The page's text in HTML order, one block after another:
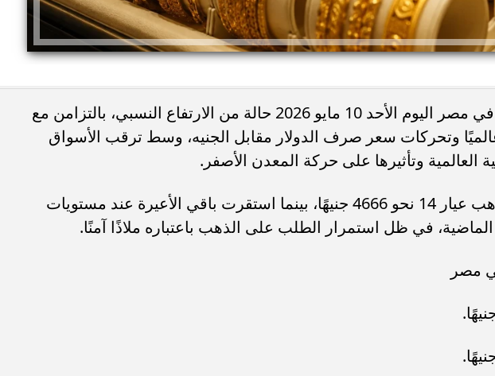
شهدت أسعار الذهب في مصر اليوم الأحد 10 مايو 2026 حالة من الارتفاع النسبي، بالتزامن مع
وتحركات سعر صرف الدولار مقابل الجنيه، وسط ترقب الأسواق
العالمية وتأثيرها على حركة المعدن الأصفر.
وسجل سعر جرام الذهب عيار 14 نحو 4666 جنيهًا، بينما استقرت باقي الأعيرة عند مستويات
الماضية، في ظل استمرار الطلب على الذهب باعتباره ملاذًا آمنًا.
مصر
رحلت في أثناء أداء رسالتها.. وفاة ممرضة
بمستشفى بني عبيد والأهالي ينعونها
محافظ القاهرة يعتمد جدول إمتحانات الدور